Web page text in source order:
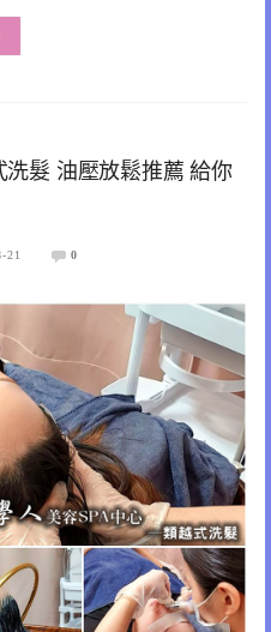
洗髮 油壓放鬆推薦 給你
21 0